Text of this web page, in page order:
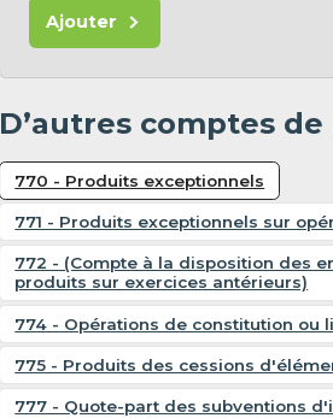
Ajouter
D’autres comptes
770 - Produits exceptionnels
771 - Produits exceptionnels sur
772 - (Compte à la disposition des
produits sur exercices antérieurs)
774 - Opérations de constitution ou
775 - Produits des cessions
777 - Quote-part des subventions